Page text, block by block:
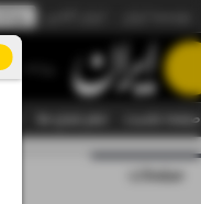
صفحه نخست
صفحات